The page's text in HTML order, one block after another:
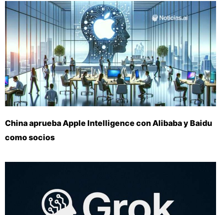
China aprueba Apple Intelligence con Alibaba y Baidu
como socios